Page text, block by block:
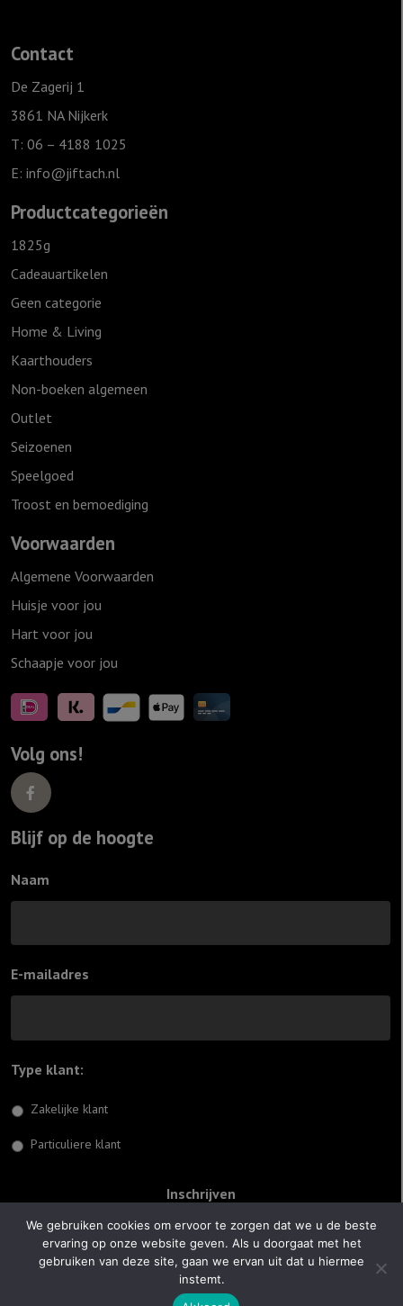
Contact
De Zagerij 1
3861 NA Nijkerk
T: 06 – 4188 1025
E: info@jiftach.nl
Productcategorieën
1825g
Cadeauartikelen
Geen categorie
Home & Living
Kaarthouders
Non-boeken algemeen
Outlet
Seizoenen
Speelgoed
Troost en bemoediging
Voorwaarden
Algemene Voorwaarden
Huisje voor jou
Hart voor jou
Schaapje voor jou
Volg ons!
Blijf op de hoogte
Naam
E-mailadres
Type klant:
Zakelijke klant
Particuliere klant
© 2026 Jiftach
Optimus Websites
We gebruiken cookies om ervoor te zorgen dat we u de beste
ervaring op onze website geven. Als u doorgaat met het
gebruiken van deze site, gaan we ervan uit dat u hiermee
instemt.